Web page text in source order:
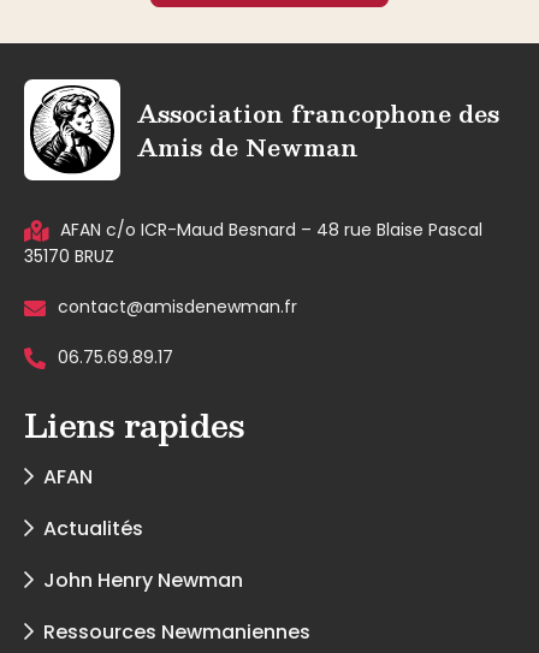
Association francophone des
Amis de Newman
AFAN c/o ICR-Maud Besnard – 48 rue Blaise Pascal
35170 BRUZ
contact@amisdenewman.fr
06.75.69.89.17
Liens rapides
AFAN
Actualités
John Henry Newman
Ressources Newmaniennes